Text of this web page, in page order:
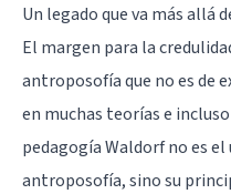
Un legado que va más allá
El margen para la
antroposofía que no es de
en muchas teorías e
pedagogía Waldorf no es
antroposofía, sino su